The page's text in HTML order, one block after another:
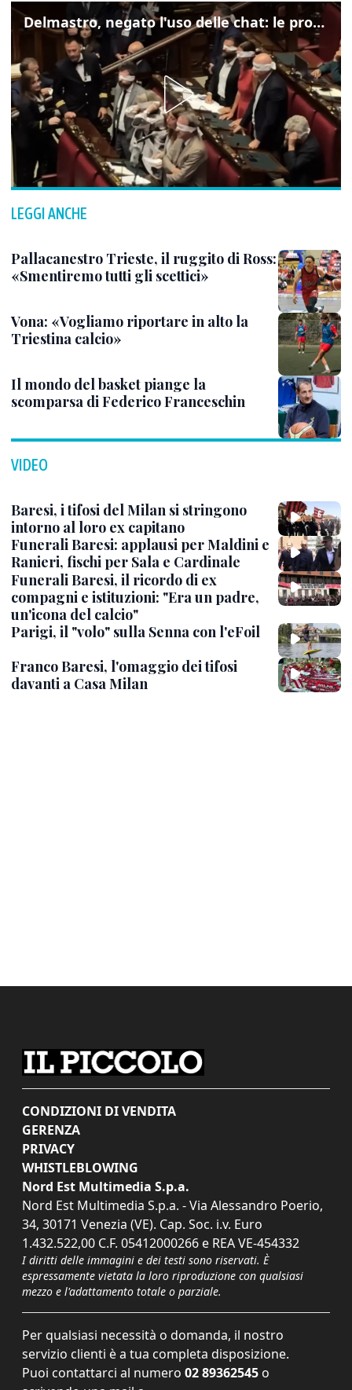
Delmastro, negato l'uso delle chat: le proteste di Avs e M5s
LEGGI ANCHE
Pallacanestro Trieste, il ruggito di Ross:
«Smentiremo tutti gli scettici»
Vona: «Vogliamo riportare in alto la
Triestina calcio»
Il mondo del basket piange la
scomparsa di Federico Franceschin
VIDEO
Baresi, i tifosi del Milan si stringono
intorno al loro ex capitano
Funerali Baresi: applausi per Maldini e
Ranieri, fischi per Sala e Cardinale
Funerali Baresi, il ricordo di ex
compagni e istituzioni: "Era un padre,
un'icona del calcio"
Parigi, il "volo" sulla Senna con l'eFoil
Franco Baresi, l'omaggio dei tifosi
davanti a Casa Milan
CONDIZIONI DI VENDITA
GERENZA
PRIVACY
WHISTLEBLOWING
Nord Est Multimedia S.p.a.
Nord Est Multimedia S.p.a. - Via Alessandro Poerio,
34, 30171 Venezia (VE). Cap. Soc. i.v. Euro
1.432.522,00 C.F. 05412000266 e REA VE-454332
I diritti delle immagini e dei testi sono riservati. È
espressamente vietata la loro riproduzione con qualsiasi
mezzo e l'adattamento totale o parziale.
Per qualsiasi necessità o domanda, il nostro
servizio clienti è a tua completa disposizione.
Puoi contattarci al numero 02 89362545 o